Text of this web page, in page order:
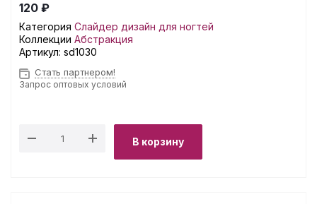
120 ₽
Категория Слайдер дизайн для ногтей
Коллекции Абстракция
Артикул: sd1030
Стать партнером!
Запрос оптовых условий
В корзину